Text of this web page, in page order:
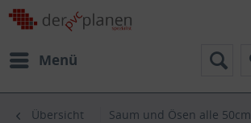
Menü
Übersicht Saum und Ösen alle 50cm